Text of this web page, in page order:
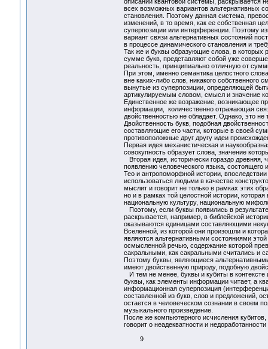
всех возможных вариантов альтернативных
становления. Поэтому данная система,
изменений, в то время, как ее собственная
суперпозиции или интерференции. Поэтому
вариант связи альтернативных состояний
в процессе динамического становления и
Так же и буквы образующие слова, в которых
сумме букв, представляют собой уже
реальность, принципиально отличную от
При этом, именно семантика целостного
вне каких-либо слов, никакого собственного
вынутые из суперпозиции, определяющей
артикулируемым словом, смысл и значение
Единственное же возражение, возникающее
информации, количественно отражающая
двойственностью не обладает. Однако, это не
Двойственность букв, подобная
составляющие его части, которые в своей
противоположные друг другу идеи
Первая идея механистическая и
совокупность образует слова, значение
Вторая идея, исторически гораздо древняя,
появлению человеческого языка,
Тео и антропоморфной истории,
использоваться людьми в качестве
мыслит и говорит не только в рамках этих
но и в рамках той целостной истории,
национальную культуру, национальную
Поэтому, если буквы появились в
раскрывается, например, в библейской
оказываются единицами составляющими
Вселенной, из которой они произошли и
являются альтернативными состояниями
осмысленной речью, содержание которой
сакральными, как сакральными считались и
Поэтому буквы, являющиеся
имеют двойственную природу, подобную
И тем не менее, буквы и кубиты в контексте
буквы, как элементы информации читает, а
информационная суперпозиция
составленной из букв, слов и предложений,
остается в человеческом сознании в своем
музыкального произведение.
После же компьютерного исчисления
говорит о неадекватности и
9